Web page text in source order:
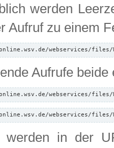
werden
Aufruf zu einem
webservices/files/
Aufrufe beide
webservices/files/
webservices/files/
werden in der